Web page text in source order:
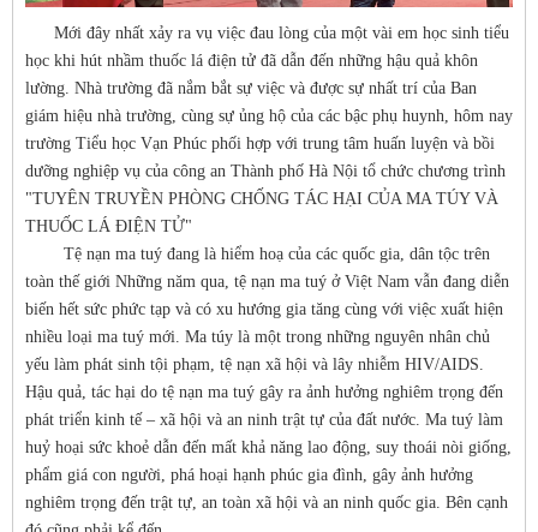
Mới đây nhất xảy ra vụ việc đau lòng của một vài em học sinh tiểu
học khi hút nhầm thuốc lá điện tử đã dẫn đến những hậu quả khôn
lường. Nhà trường đã nắm bắt sự việc và được sự nhất trí của Ban
giám hiệu nhà trường, cùng sự ủng hộ của các bậc phụ huynh, hôm nay
trường Tiểu học Vạn Phúc phối hợp với trung tâm huấn luyện và bồi
dưỡng nghiệp vụ của công an Thành phố Hà Nội tổ chức chương trình
"TUYÊN TRUYỀN PHÒNG CHỐNG TÁC HẠI CỦA MA TÚY VÀ
THUỐC LÁ ĐIỆN TỬ"
Tệ nạn ma tuý đang là hiểm hoạ của các quốc gia, dân tộc trên
toàn thế giới Những năm qua, tệ nạn ma tuý ở Việt Nam vẫn đang diễn
biến hết sức phức tạp và có xu hướng gia tăng cùng với việc xuất hiện
nhiều loại ma tuý mới. Ma túy là một trong những nguyên nhân chủ
yếu làm phát sinh tội phạm, tệ nạn xã hội và lây nhiễm HIV/AIDS.
Hậu quả, tác hại do tệ nạn ma tuý gây ra ảnh hưởng nghiêm trọng đến
phát triển kinh tế – xã hội và an ninh trật tự của đất nước. Ma tuý làm
huỷ hoại sức khoẻ dẫn đến mất khả năng lao động, suy thoái nòi giống,
phẩm giá con người, phá hoại hạnh phúc gia đình, gây ảnh hưởng
nghiêm trọng đến trật tự, an toàn xã hội và an ninh quốc gia. Bên cạnh